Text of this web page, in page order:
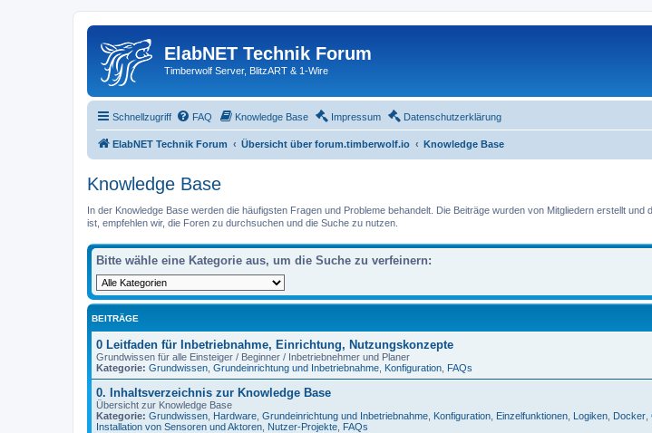
ElabNET Technik Forum
Timberwolf Server, BlitzART & 1-Wire
Schnellzugriff FAQ Knowledge Base Impressum Datenschutzerklärung
ElabNET Technik Forum Übersicht über forum.timberwolf.io Knowledge Base
Knowledge Base
In der Knowledge Base werden die häufigsten Fragen und Probleme behandelt. Die Beiträge wurden von Mitgliedern erstellt
ist, empfehlen wir, die Foren zu durchsuchen und die Suche zu nutzen.
Bitte wähle eine Kategorie aus, um die Suche zu verfeinern:
BEITRÄGE
0 Leitfaden für Inbetriebnahme, Einrichtung, Nutzungskonzepte
Grundwissen für alle Einsteiger / Beginner / Inbetriebnehmer und Planer
Kategorie: Grundwissen Grundeinrichtung und Inbetriebnahme Konfiguration FAQs
0. Inhaltsverzeichnis zur Knowledge Base
Übersicht zur Knowledge Base
Kategorie: Grundwissen Hardware Grundeinrichtung und Inbetriebnahme Konfiguration Einzelfunktionen Logiken Docker
Installation von Sensoren und Aktoren Nutzer-Projekte FAQs